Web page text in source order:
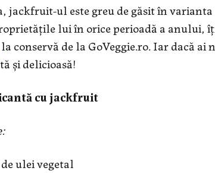
jackfruit-ul este greu de găsit în
lui în orice perioadă a anului,
la conservă de la GoVeggie.ro. Iar dacă ai
și delicioasă!
cu jackfruit
:
ulei vegetal